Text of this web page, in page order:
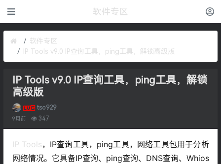
软件专区
软件专区
IP Tools v9.0 IP查询工具，ping工具，解锁高级版
IP Tools v9.0 IP查询工具，ping工具，解锁
高级版
tso929
9月前 347
IP Tools，IP查询工具，ping工具，网络工具包用于分析
网络情况。它具备IP查询、ping查询、DNS查询、Whios